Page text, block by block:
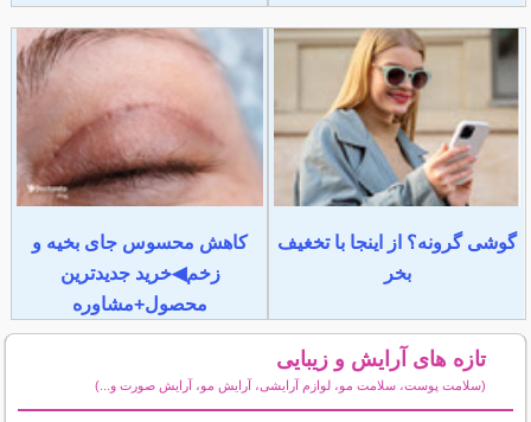
گوشی گرونه؟ از اینجا با تخغیف
بخر
کاهش محسوس جای بخیه و
زخم◀خرید جدیدترین
محصول+مشاوره
تازه های آرایش و زیبایی
(سلامت پوست، سلامت مو، لوازم آرایشی، آرایش مو، آرایش صورت و...)